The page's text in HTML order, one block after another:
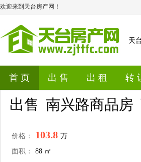
欢迎来到天台房产网！
天
首 页 出 售 出 租 转
出售 南兴路商品房
价格： 103.8 万
面积：
88 ㎡